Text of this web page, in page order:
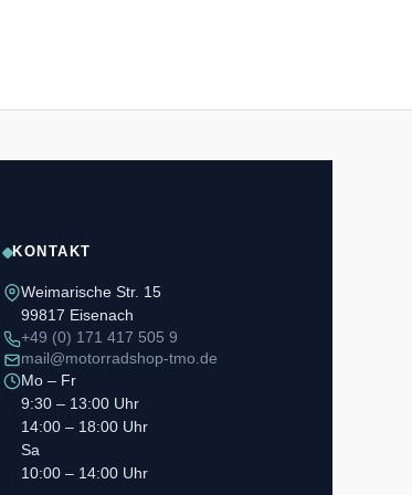
KONTAKT
Weimarische Str. 15
99817 Eisenach
+49 (0) 171 417 505 9
mail@motorradshop-tmo.de
Mo – Fr
9:30 – 13:00 Uhr
14:00 – 18:00 Uhr
Sa
10:00 – 14:00 Uhr